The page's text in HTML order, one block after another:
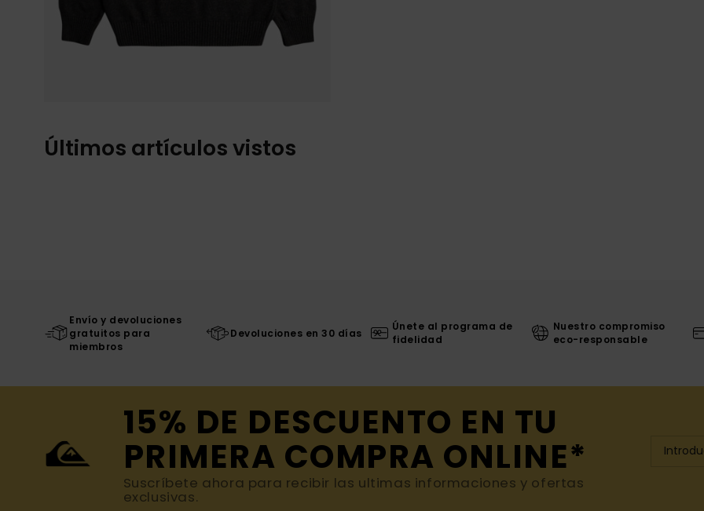
Últimos artículos vistos
Envío y devoluciones
gratuitos para
miembros
Devoluciones en 30 días
Únete al programa de
fidelidad
Nuestro compromiso
eco-responsable
15% DE DESCUENTO EN TU
PRIMERA COMPRA ONLINE*
Suscríbete ahora para recibir las ultimas informaciones y ofertas
exclusivas.